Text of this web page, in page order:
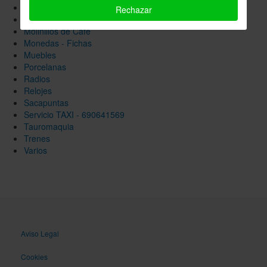
Militar
Molinillos de Café
Monedas - Fichas
Muebles
Porcelanas
Radios
Relojes
Sacapuntas
Servicio TAXI - 690641569
Tauromaquia
Trenes
Varios
Aviso Legal
Cookies
Rechazar